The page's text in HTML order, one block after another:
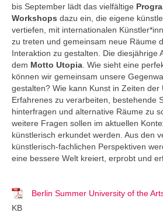
bis September lädt das vielfältige
Workshops dazu ein, die eigene
vertiefen, mit internationalen
zu treten und gemeinsam neue Räume
Interaktion zu gestalten. Die diesjährige
dem Motto Utopia . Wie sieht eine
können wir gemeinsam unsere
gestalten? Wie kann Kunst in Zeiten der
Erfahrenes zu verarbeiten, bestehende
hinterfragen und alternative Räume zu
weitere Fragen sollen im aktuellen
künstlerisch erkundet werden. Aus den
künstlerisch-fachlichen Perspektiven
eine bessere Welt kreiert, erprobt und
Berlin Summer University of the
KB